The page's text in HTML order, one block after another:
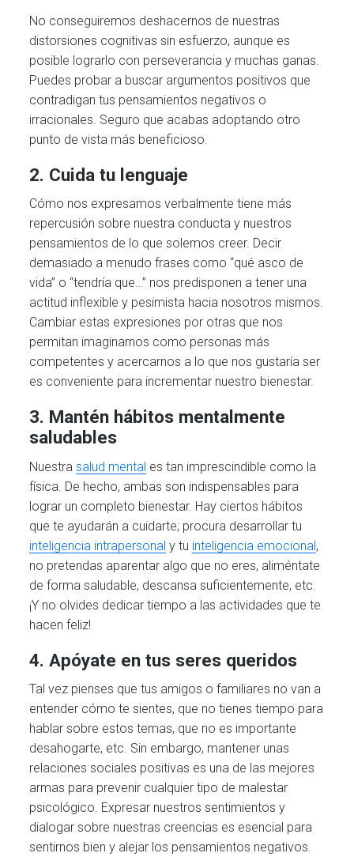
No conseguiremos deshacernos de nuestras
distorsiones cognitivas sin esfuerzo, aunque es
posible lograrlo con perseverancia y muchas ganas.
Puedes probar a buscar argumentos positivos que
contradigan tus pensamientos negativos o
irracionales. Seguro que acabas adoptando otro
punto de vista más beneficioso.
2. Cuida tu lenguaje
Cómo nos expresamos verbalmente tiene más
repercusión sobre nuestra conducta y nuestros
pensamientos de lo que solemos creer. Decir
demasiado a menudo frases como “qué asco de
vida” o “tendría que…” nos predisponen a tener una
actitud inflexible y pesimista hacia nosotros mismos.
Cambiar estas expresiones por otras que nos
permitan imaginarnos como personas más
competentes y acercarnos a lo que nos gustaría ser
es conveniente para incrementar nuestro bienestar.
3. Mantén hábitos mentalmente
saludables
Nuestrasalud mental es tan imprescindible como la
física. De hecho, ambas son indispensables para
lograr un completo bienestar. Hay ciertos hábitos
que te ayudarán a cuidarte; procura desarrollar tu
inteligencia intrapersonal y tu inteligencia emocional,
no pretendas aparentar algo que no eres, aliméntate
de forma saludable, descansa suficientemente, etc.
¡Y no olvides dedicar tiempo a las actividades que te
hacen feliz!
4. Apóyate en tus seres queridos
Tal vez pienses que tus amigos o familiares no van a
entender cómo te sientes, que no tienes tiempo para
hablar sobre estos temas, que no es importante
desahogarte, etc. Sin embargo, mantener unas
relaciones sociales positivas es una de las mejores
armas para prevenir cualquier tipo de malestar
psicológico. Expresar nuestros sentimientos y
dialogar sobre nuestras creencias es esencial para
sentirnos bien y alejar los pensamientos negativos.